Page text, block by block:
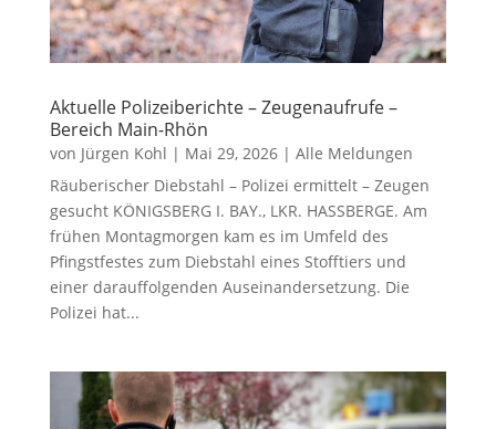
Aktuelle Polizeiberichte – Zeugenaufrufe –
Bereich Main-Rhön
von Jürgen Kohl | Mai 29, 2026| Alle Meldungen
Räuberischer Diebstahl – Polizei ermittelt – Zeugen
gesucht KÖNIGSBERG I. BAY., LKR. HASSBERGE. Am
frühen Montagmorgen kam es im Umfeld des
Pfingstfestes zum Diebstahl eines Stofftiers und
einer darauffolgenden Auseinandersetzung. Die
Polizei hat...